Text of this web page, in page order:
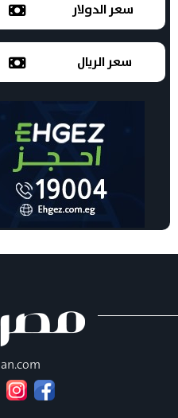
سعر الدولار
سعر الريال